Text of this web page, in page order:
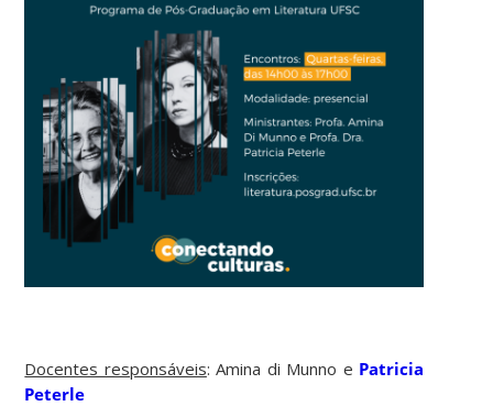
Docentes responsáveis: Amina di Munno e Patricia
Peterle